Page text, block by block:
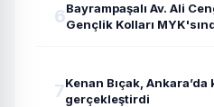
6Bayrampaşalı Av. Ali
Gençlik Kolları
7Kenan Bıçak,
gerçekleştirdi